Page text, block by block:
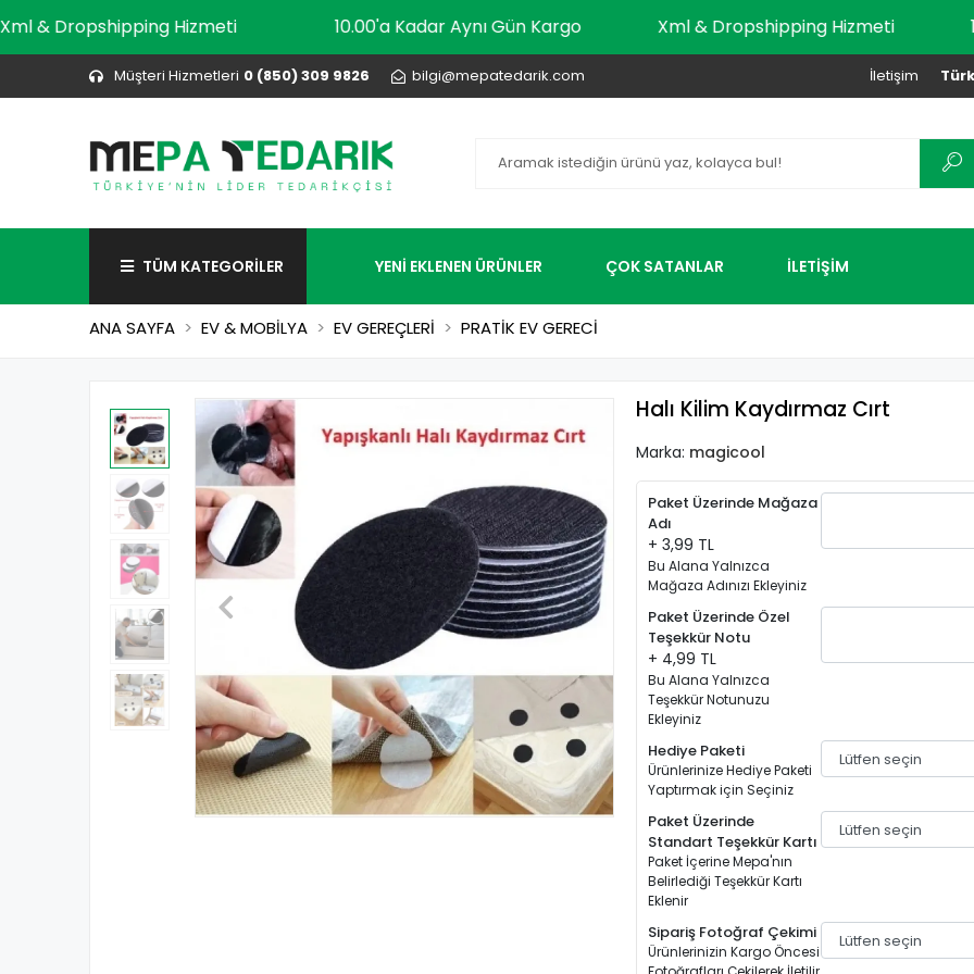
Xml & Dropshipping Hizmeti 10.00'a Kadar Aynı Gün Kargo Xml & Dropshipping Hizmeti
Müşteri Hizmetleri 0 (850) 309 9826 bilgi@mepatedarik.com İletişim
TÜM KATEGORİLER YENİ EKLENEN ÜRÜNLER ÇOK SATANLAR İLETİŞİM
ANA SAYFA EV & MOBİLYA EV GEREÇLERİ PRATİK EV GERECİ
Halı Kilim Kaydırmaz Cırt
Marka: magicool
Paket Üzerinde Mağaza
Adı
+ 3,99 TL
Bu Alana Yalnızca
Mağaza Adınızı Ekleyiniz
Paket Üzerinde Özel
Teşekkür Notu
+ 4,99 TL
Bu Alana Yalnızca
Teşekkür Notunuzu
Ekleyiniz
Hediye Paketi
Ürünlerinize Hediye Paketi
Yaptırmak için Seçiniz
Paket Üzerinde
Standart Teşekkür Kartı
Paket İçerine Mepa'nın
Belirlediği Teşekkür Kartı
Eklenir
Sipariş Fotoğraf Çekimi
Ürünlerinizin Kargo Öncesi